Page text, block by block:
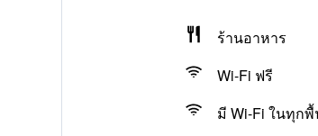
ร้านอาหาร
Wi-Fi ฟรี
มี Wi-Fi ในทุก